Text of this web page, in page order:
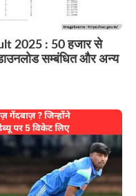
2025 : 50 हजार से
सम्बंधित और अन्य